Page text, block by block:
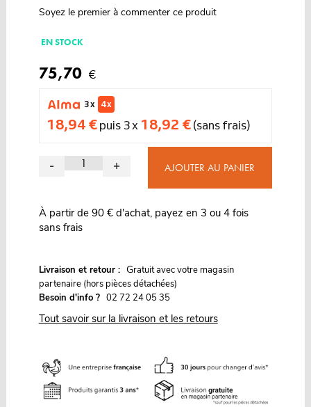
Soyez le premier à commenter ce produit
EN STOCK
75,70 €
3 x 4 x
18,94 €puis 3 x 18,92 €(sans frais)
- + AJOUTER AU PANIER
À partir de 90 € d'achat, payez en 3 ou 4 fois
sans frais
Livraison et retour : Gratuit avec votre magasin
partenaire (hors pièces détachées)
Besoin d'info ? 02 72 24 05 35
Tout savoir sur la livraison et les retours